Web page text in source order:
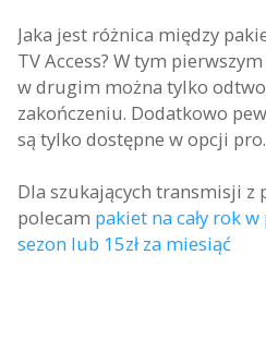
Jaka jest różnica między
TV Access? W tym
w drugim można tylko
zakończeniu. Dodatkowo
są tylko dostępne w opcji pro.
Dla szukających transmisji
polecam pakiet na cały rok w
sezon lub 15zł za miesiąć